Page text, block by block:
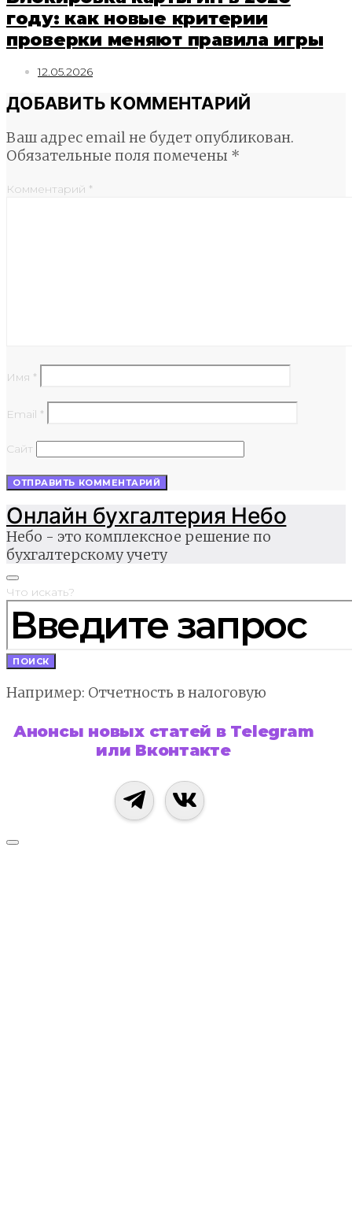
году: как новые критерии
проверки меняют правила игры
12.05.2026
ДОБАВИТЬ КОММЕНТАРИЙ
Ваш адрес email не будет опубликован.
Обязательные поля помечены *
Комментарий *
Имя *
Email *
Сайт
Онлайн бухгалтерия Небо
Небо - это комплексное решение по
бухгалтерскому учету
Что искать?
ПОИСК
Например: Отчетность в налоговую
Анонсы новых статей в Telegram
или Вконтакте